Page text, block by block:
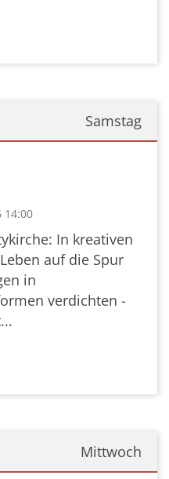
Samstag
14:00
In kreativen
auf die Spur
in
verdichten -
Mittwoch